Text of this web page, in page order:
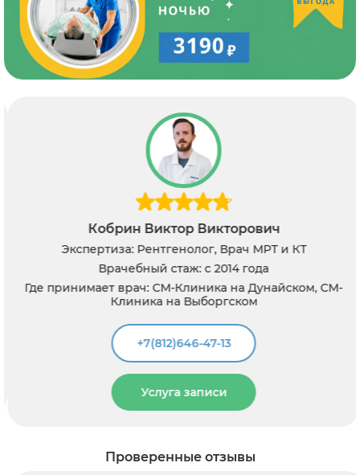
Кобрин Виктор Викторович
Экспертиза: Рентгенолог, Врач МРТ и КТ
Врачебный стаж: с 2014 года
Где принимает врач: СМ-Клиника на Дунайском, СМ-
Клиника на Выборгском
+7(812)646-47-13
Услуга записи
Проверенные отзывы